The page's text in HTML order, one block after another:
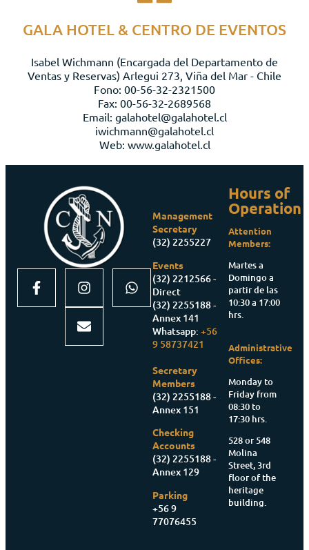
GALA HOTEL & CENTRO DE EVENTOS
Isabel Wichmann (Encargada del Departamento de
Ventas y Reservas) Arlegui 273, Viña del Mar - Chile
Fono: 00-56-32-2321500
Fax: 00-56-32-2689568
Email: galahotel@galahotel.cl
iwichmann@galahotel.cl
Web: www.galahotel.cl
Management
Secretary
(32) 2255227
Events
(32) 2212566 -
Direct
(32) 2255188 -
Annex 141
Whatsapp:+56
9 58737421
Secretary
Members
(32) 2255188 -
Annex 151
Checking
Accounts
(32) 2255188 -
Annex 129
Parking
+56 9
77076455
Hours of
Operation
Attention
Members:
Martes a
Domingo a
partir de las
10:30 a 17:00
hrs.
Administrative
Offices:
Monday to
Friday from
08:30 to
17:30 hrs.
528 or 548
Molina
Street, 3rd
floor of the
heritage
building.